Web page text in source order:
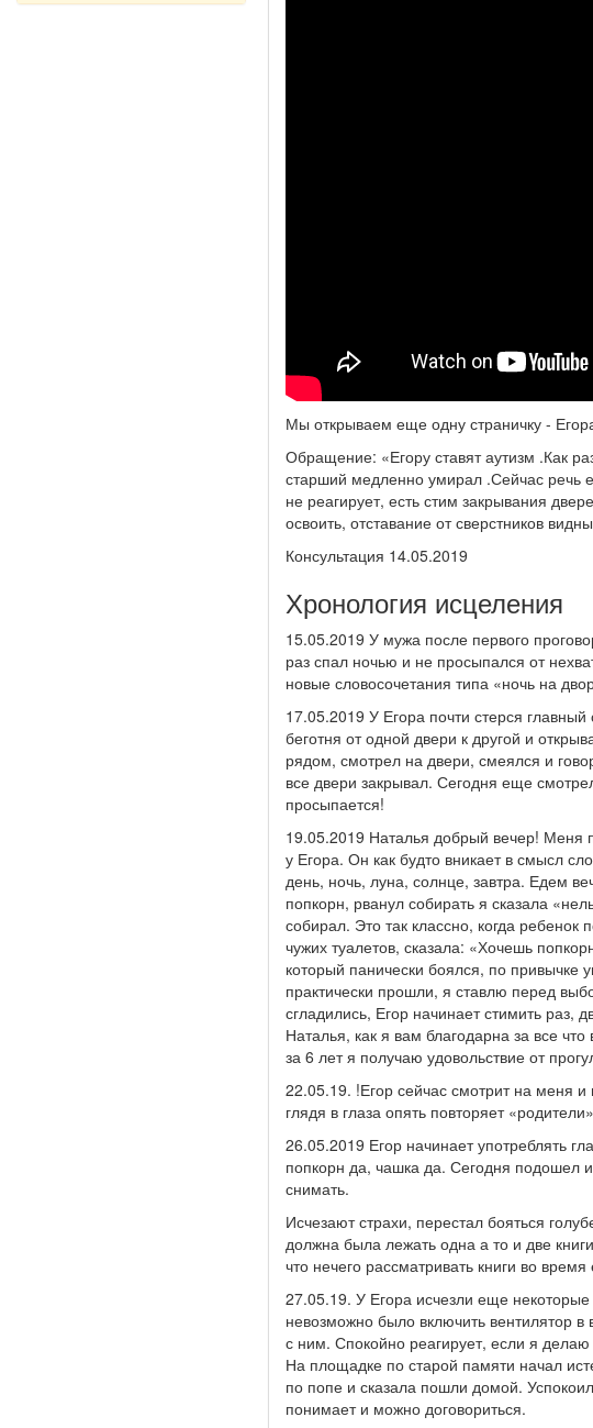
Мы открываем еще одну страничку -
Обращение: «Егору ставят аутизм .Как
старший медленно умирал .Сейчас речь
не реагирует, есть стим закрывания
освоить, отставание от сверстников
Консультация 14.05.2019
Хронология исцеления
15.05.2019 У мужа после первого
раз спал ночью и не просыпался от
новые словосочетания типа «ночь на
17.05.2019 У Егора почти стерся
беготня от одной двери к другой и
рядом, смотрел на двери, смеялся и
все двери закрывал. Сегодня еще
просыпается!
19.05.2019 Наталья добрый вечер! Меня
у Егора. Он как будто вникает в смысл
день, ночь, луна, солнце, завтра. Едем
попкорн, рванул собирать я сказала
собирал. Это так классно, когда ребенок
чужих туалетов, сказала: «Хочешь
который панически боялся, по привычке
практически прошли, я ставлю перед
сгладились, Егор начинает стимить раз,
Наталья, как я вам благодарна за все
за 6 лет я получаю удовольствие от
22.05.19. !Егор сейчас смотрит на меня
глядя в глаза опять повторяет
26.05.2019 Егор начинает употреблять
попкорн да, чашка да. Сегодня подошел
снимать.
Исчезают страхи, перестал бояться
должна была лежать одна а то и две
что нечего рассматривать книги во
27.05.19. У Егора исчезли еще
невозможно было включить вентилятор
с ним. Спокойно реагирует, если я
На площадке по старой памяти начал
по попе и сказала пошли домой.
понимает и можно договориться.